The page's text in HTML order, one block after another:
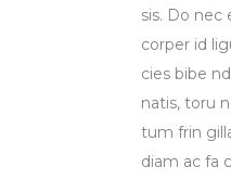
sis. Do nec
corper id
cies bibe
natis, toru
tum frin
diam ac fa